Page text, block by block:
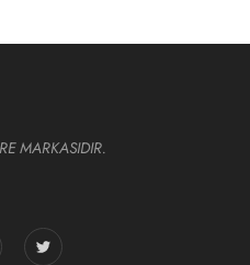
MARKASIDIR.